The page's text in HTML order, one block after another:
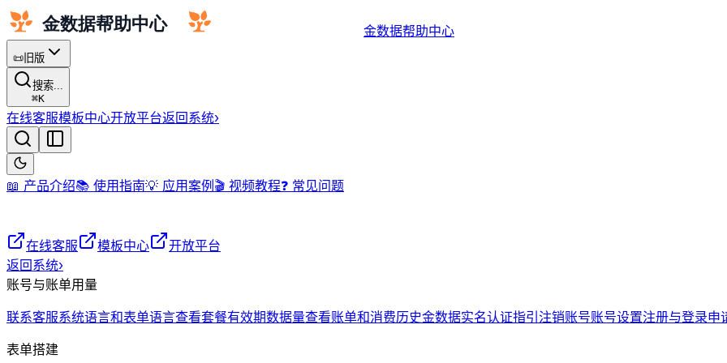
金数据帮助中心
📜 旧版
搜索...
⌘K
在线客服模板中心开放平台返回系统›
📖 产品介绍📚 使用指南💡 应用案例 🎬 视频教程❓ 常见问题
在线客服 模板中心
开放平台
返回系统›
账号与账单用量
联系客服系统语言和表单语言查看套餐有效期数据量查看账单和消费历史金数据实名认证指引 注销账号账号设置注册与登录申
表单搭建